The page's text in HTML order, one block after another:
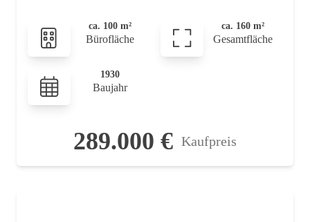
ca. 100 m²
Bürofläche
ca. 160 m²
Gesamtfläche
1930
Baujahr
289.000 € Kaufpreis